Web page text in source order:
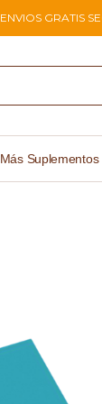
ENVIOS GRATIS
Más Suplementos